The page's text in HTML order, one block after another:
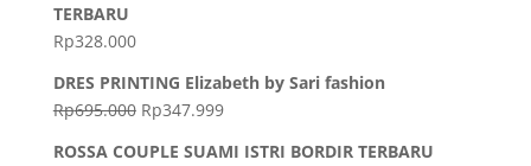
TERBARU
Rp328.000
DRES PRINTING Elizabeth by Sari fashion
Rp695.000 Rp347.999
ROSSA COUPLE SUAMI ISTRI BORDIR TERBARU